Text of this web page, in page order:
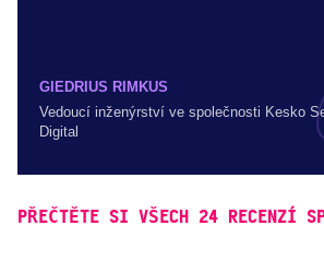
GIEDRIUS RIMKUS
Vedoucí inženýrství ve společnosti Kesko
Digital
PŘEČTĚTE SI VŠECH 24 RECENZÍ